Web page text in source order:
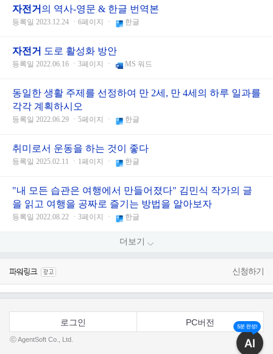
자전거 의 역사-영문 & 한글 번역본
등록일 2023.12.24 ㆍ6페이지 ㆍ 한글
자전거 도로 활성화 방안
등록일 2022.06.16 ㆍ3페이지 ㆍ MS 워드
동일한 생활 주제를 선정하여 만 2세, 만 4세의 하루 일과를
각각 계획하시오
등록일 2022.06.29 ㆍ5페이지 ㆍ 한글
취미로서 운동을 하는 것이 좋다
등록일 2025.02.11 ㆍ1페이지 ㆍ 한글
"내 모든 습관은 여행에서 만들어졌다" 김민식 작가의 글
을 읽고 여행을 공짜로 즐기는 방법을 알아보자
등록일 2022.08.22 ㆍ3페이지 ㆍ 한글
더보기
신청하기
로그인 PC버전
ⓒ AgentSoft Co., Ltd.
5분 완성!
AI